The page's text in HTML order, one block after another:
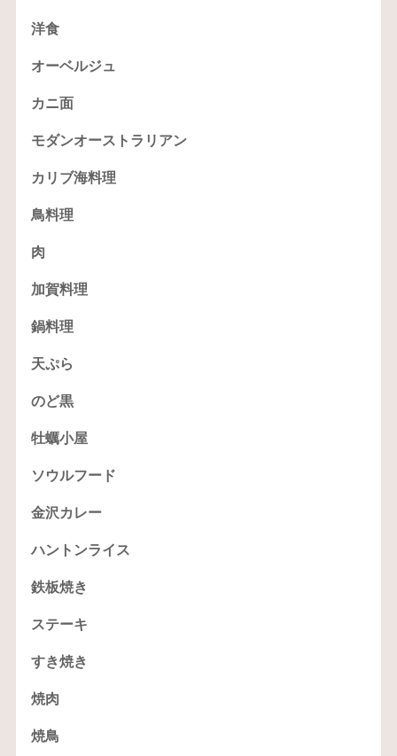
洋食
オーベルジュ
カニ面
モダンオーストラリアン
カリブ海料理
鳥料理
肉
加賀料理
鍋料理
天ぷら
のど黒
牡蠣小屋
ソウルフード
金沢カレー
ハントンライス
鉄板焼き
ステーキ
すき焼き
焼肉
焼鳥